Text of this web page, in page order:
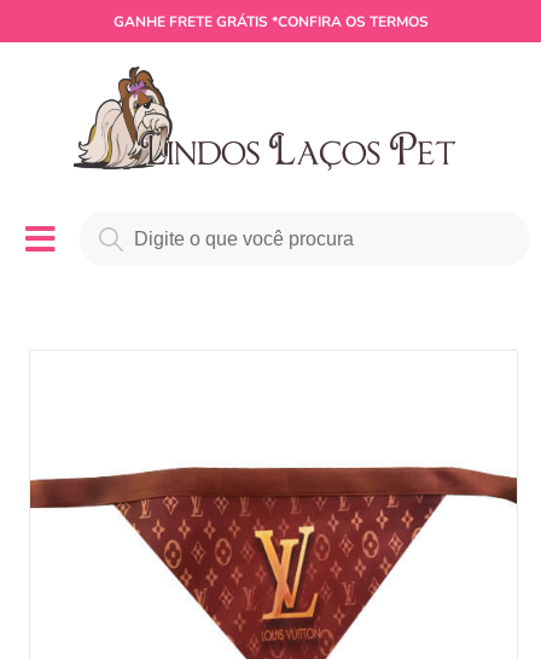
GANHE FRETE GRÁTIS *CONFIRA OS TERMOS